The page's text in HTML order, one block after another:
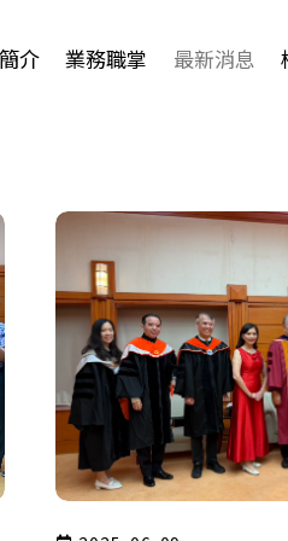
介 業務職掌 最新消息